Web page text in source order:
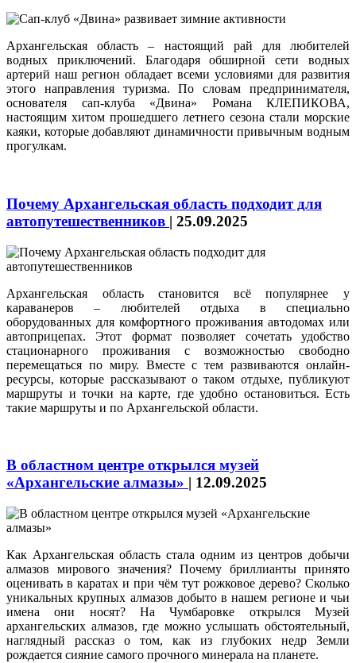
Архангельская область – настоящий рай для любителей
водных приключений. Благодаря обширной сети водных
артерий наш регион обладает всеми условиями для развития
этого направления туризма. По словам предпринимателя,
основателя сап-клуба «Двина» Романа КЛЕПИКОВА,
настоящим хитом прошедшего летнего сезона стали морские
каяки, которые добавляют динамичности привычным водным
прогулкам.
Почему Архангельская область подходит для
автопутешественников | 25.09.2025
Архангельская область становится всё популярнее у
караванеров – любителей отдыха в специально
оборудованных для комфортного проживания автодомах или
автоприцепах. Этот формат позволяет сочетать удобство
стационарного проживания с возможностью свободно
перемещаться по миру. Вместе с тем развиваются онлайн-
ресурсы, которые рассказывают о таком отдыхе, публикуют
маршруты и точки на карте, где удобно остановиться. Есть
такие маршруты и по Архангельской области.
В областном центре открылся музей
«Архангельские алмазы» | 12.09.2025
Как Архангельская область стала одним из центров добычи
алмазов мирового значения? Почему бриллианты принято
оценивать в каратах и при чём тут рожковое дерево? Сколько
уникальных крупных алмазов добыто в нашем регионе и чьи
имена они носят? На Чумбаровке открылся Музей
архангельских алмазов, где можно услышать обстоятельный,
наглядный рассказ о том, как из глубоких недр Земли
рождается сияние самого прочного минерала на планете.